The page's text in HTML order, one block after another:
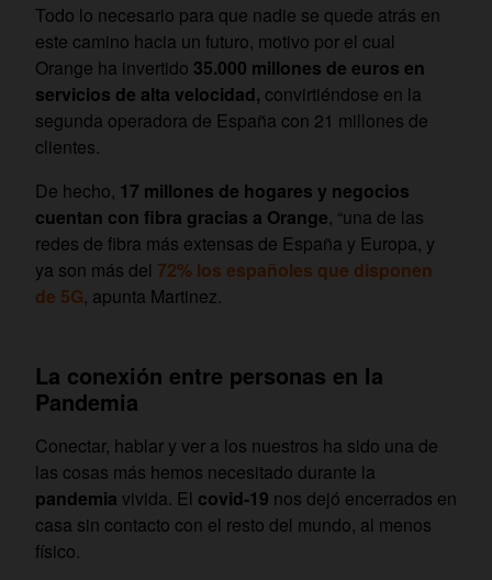
Todo lo necesario para que nadie se quede atrás en
este camino hacia un futuro, motivo por el cual
Orange ha invertido 35.000 millones de euros en
servicios de alta velocidad, convirtiéndose en la
segunda operadora de España con 21 millones de
clientes.
De hecho, 17 millones de hogares y negocios
cuentan con fibra gracias a Orange, “una de las
redes de fibra más extensas de España y Europa, y
ya son más del 72% los españoles que disponen
de 5G, apunta Martinez.
La conexión entre personas en la
Pandemia
Conectar, hablar y ver a los nuestros ha sido una de
las cosas más hemos necesitado durante la
pandemia vivida. El covid-19 nos dejó encerrados en
casa sin contacto con el resto del mundo, al menos
físico.